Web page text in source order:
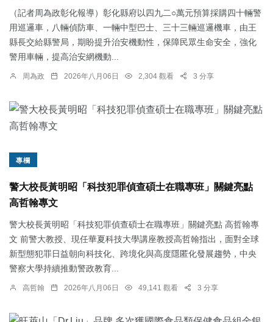
（記者周為政彰化報導）彰化縣府以四九二○萬元預算採購四十輛警
用巡邏車，八輛偵防車、一輛中型巴士、三十三輛巡邏機車，由王
縣長交給縣警局，期盼提升治安機動性，保障民眾生命安全，強化
警用車輛，提高治安網機動...
周為政 2026年八月06日 2,304 觀看 3 分享
專欄
警大校長黃明昭「科技犯罪偵查碩士在職專班」關鍵亮點
高哲翰專文
警大校長黃明昭「科技犯罪偵查碩士在職專班」關鍵亮點 高哲翰專
文 前警大教授、現任華夏科技大學講座教授高哲翰指出，面對全球
新型態犯罪日益朝向科技化、跨境化與高度隱匿化發展趨勢，中央
警察大學持續推動警政教育...
高哲翰 2026年八月06日 49,141 觀看 3 分享